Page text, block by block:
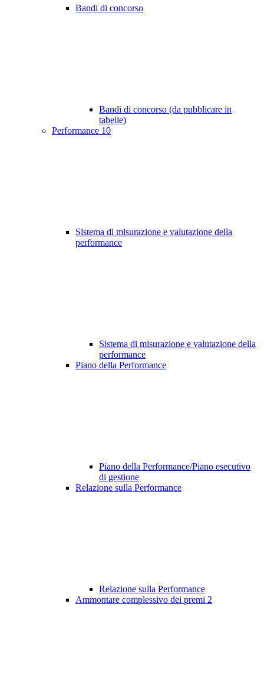
Bandi di concorso
Bandi di concorso (da pubblicare in
tabelle)
Performance 10
Sistema di misurazione e valutazione della
performance
Sistema di misurazione e valutazione della
performance
Piano della Performance
Piano della Performance/Piano esecutivo
di gestione
Relazione sulla Performance
Relazione sulla Performance
Ammontare complessivo dei premi 2